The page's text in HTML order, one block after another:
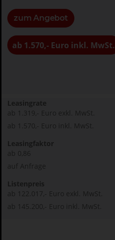
zum Angebot
ab 1.570,- Euro inkl. MwSt.
Leasingrate
ab 1.319,- Euro exkl. MwSt.
ab 1.570,- Euro inkl. MwSt.
Leasingfaktor
ab 0,86
auf Anfrage
Listenpreis
ab 122.017,- Euro exkl. MwSt.
ab 145.200,- Euro inkl. MwSt.